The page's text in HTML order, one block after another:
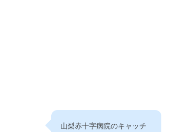
山梨赤十字病院のキャッチ